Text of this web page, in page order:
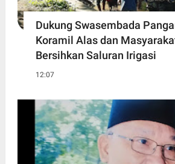
Dukung Swasembada
Koramil Alas dan
Bersihkan Saluran Irigasi
12:07